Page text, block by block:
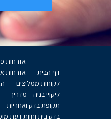
דף הבית
אזרחות
אזרחות
לקוחות ממליצים
ליקויי בניה – מדריך
תקופת בדק ואחריות
בדק בית וחוות דעת